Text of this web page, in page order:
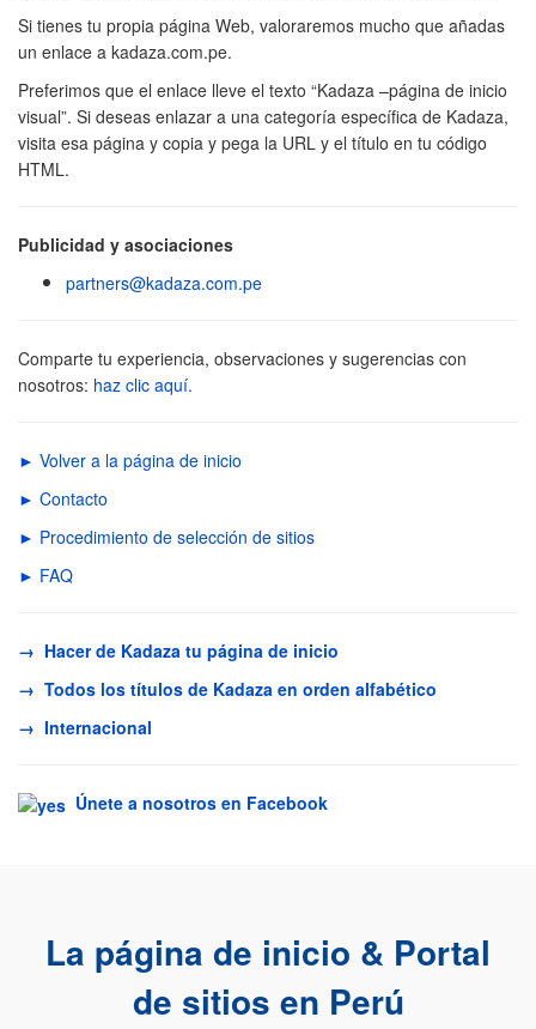
Si tienes tu propia página Web, valoraremos mucho que añadas
un enlace a kadaza.com.pe.
Preferimos que el enlace lleve el texto “Kadaza –página de inicio
visual”. Si deseas enlazar a una categoría específica de Kadaza,
visita esa página y copia y pega la URL y el título en tu código
HTML.
Publicidad y asociaciones
partners@kadaza.com.pe
Comparte tu experiencia, observaciones y sugerencias con
nosotros: haz clic aquí.
► Volver a la página de inicio
► Contacto
► Procedimiento de selección de sitios
► FAQ
→ Hacer de Kadaza tu página de inicio
→ Todos los títulos de Kadaza en orden alfabético
→ Internacional
Únete a nosotros en Facebook
La página de inicio & Portal
de sitios en Perú